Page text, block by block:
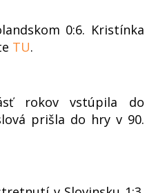
0:6. Kristínka
TU.
rokov vstúpila do
prišla do hry v 90.